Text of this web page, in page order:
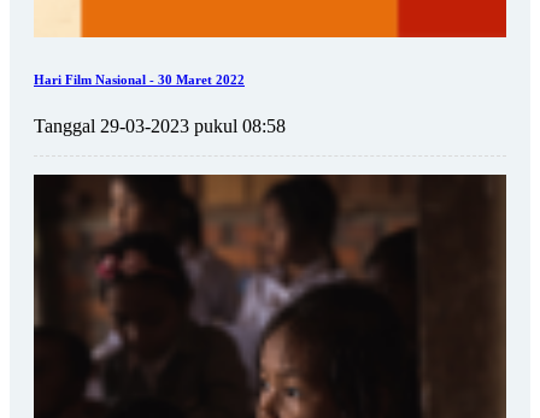
Hari Film Nasional - 30 Maret 2022
Tanggal 29-03-2023 pukul 08:58